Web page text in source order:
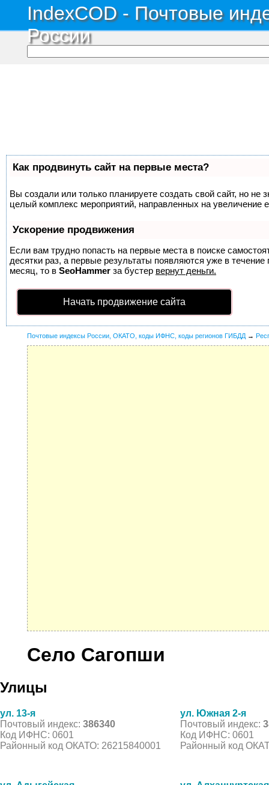
IndexCOD - Почтовые
России
Как продвинуть сайт на первые места?
Вы создали или только планируете создать свой сайт, но не
целый комплекс мероприятий, направленных на увеличение
Ускорение продвижения
Если вам трудно попасть на первые места в поиске
десятки раз, а первые результаты появляются уже в
месяц, то в SeoHammer за бустер вернут деньги.
Начать продвижение сайта
Почтовые индексы России, ОКАТО, коды ИФНС, коды регионов ГИБДД →
Село Сагопши
Улицы
ул. 13-я
Почтовый индекс: 386340
Код ИФНС: 0601
Районный код ОКАТО: 26215840001
ул. Южная 2-я
Почтовый индекс:
Код ИФНС: 0601
Районный код